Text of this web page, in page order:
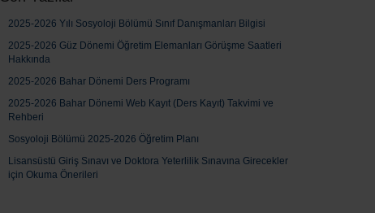
2025-2026 Yılı Sosyoloji Bölümü Sınıf Danışmanları Bilgisi
2025-2026 Güz Dönemi Öğretim Elemanları Görüşme Saatleri
Hakkında
2025-2026 Bahar Dönemi Ders Programı
2025-2026 Bahar Dönemi Web Kayıt (Ders Kayıt) Takvimi ve
Rehberi
Sosyoloji Bölümü 2025-2026 Öğretim Planı
Lisansüstü Giriş Sınavı ve Doktora Yeterlilik Sınavına Girecekler
için Okuma Önerileri